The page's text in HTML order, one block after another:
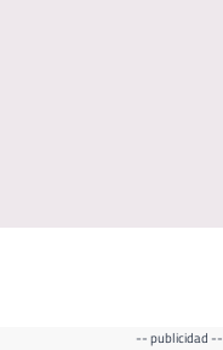
-- publicidad --